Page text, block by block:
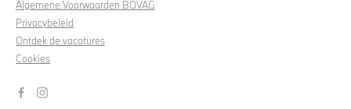
Algemene Voorwaarden BOVAG
Privacybeleid
Ontdek de vacatures
Cookies